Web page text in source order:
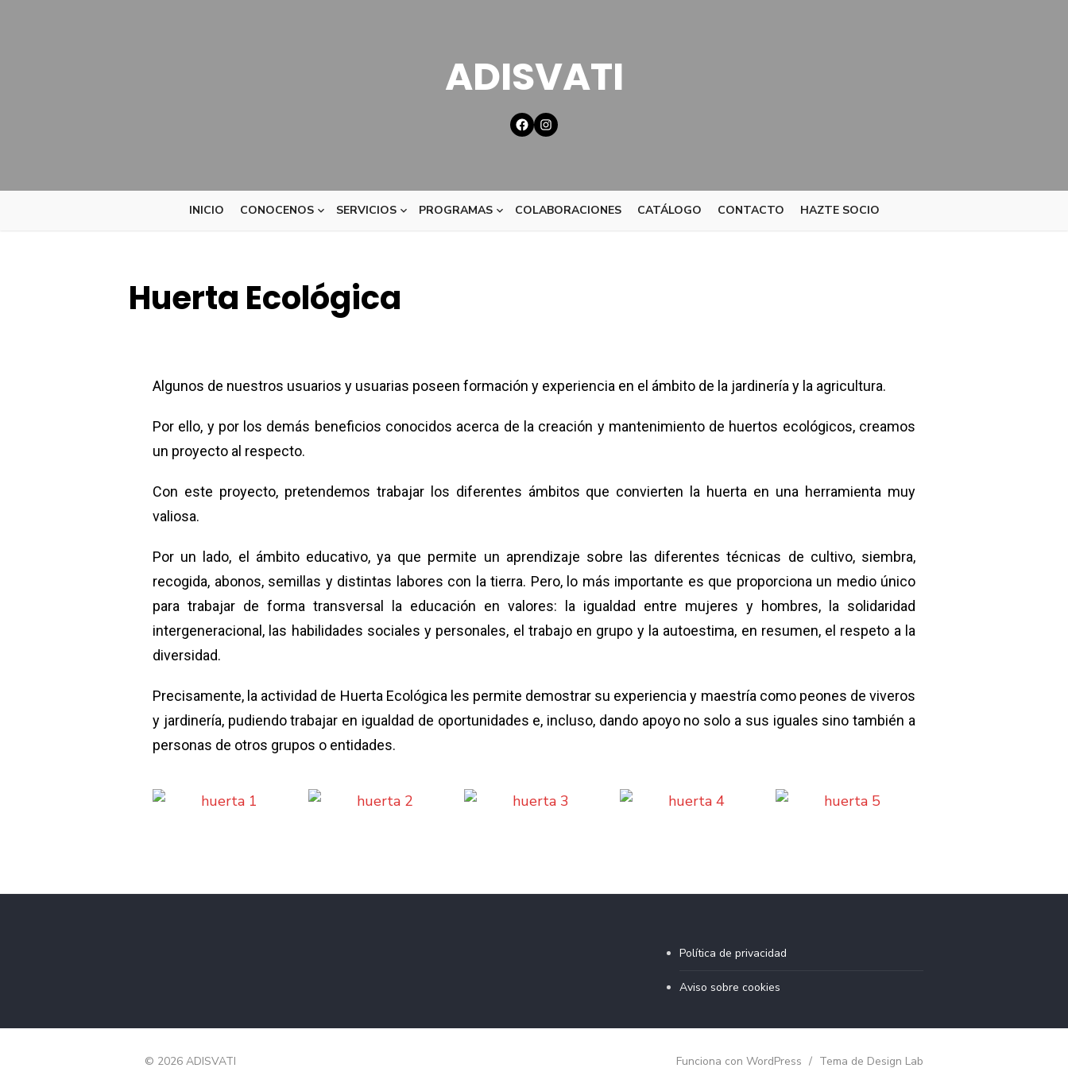
ADISVATI
INICIO CONOCENOS SERVICIOS PROGRAMAS COLABORACIONES CATÁLOGO CONTACTO HAZTE SOCIO
Huerta Ecológica
Algunos de nuestros usuarios y usuarias poseen formación y experiencia en el ámbito de la jardinería y la agricultura.
Por ello, y por los demás beneficios conocidos acerca de la creación y mantenimiento de huertos ecológicos, creamos
un proyecto al respecto.
Con este proyecto, pretendemos trabajar los diferentes ámbitos que convierten la huerta en una herramienta muy
valiosa.
Por un lado, el ámbito educativo, ya que permite un aprendizaje sobre las diferentes técnicas de cultivo, siembra,
recogida, abonos, semillas y distintas labores con la tierra. Pero, lo más importante es que proporciona un medio único
para trabajar de forma transversal la educación en valores: la igualdad entre mujeres y hombres, la solidaridad
intergeneracional, las habilidades sociales y personales, el trabajo en grupo y la autoestima, en resumen, el respeto a la
diversidad.
Precisamente, la actividad de Huerta Ecológica les permite demostrar su experiencia y maestría como peones de viveros
y jardinería, pudiendo trabajar en igualdad de oportunidades e, incluso, dando apoyo no solo a sus iguales sino también a
personas de otros grupos o entidades.
Política de privacidad
Aviso sobre cookies
© 2026 ADISVATI Funciona con WordPress / Tema de Design Lab